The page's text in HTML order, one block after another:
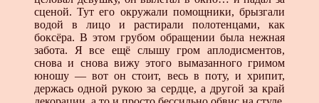
сценой. Тут его окружали помощники, брызгали
водой в лицо и растирали полотенцами, как
боксёра. В этом грубом обращении была нежная
забота. Я все ещё слышу гром аплодисментов,
снова и снова вижу этого вымазанного гримом
юношу — вот он стоит, весь в поту, и хрипит,
держась одной рукою за сердце, а другой за край